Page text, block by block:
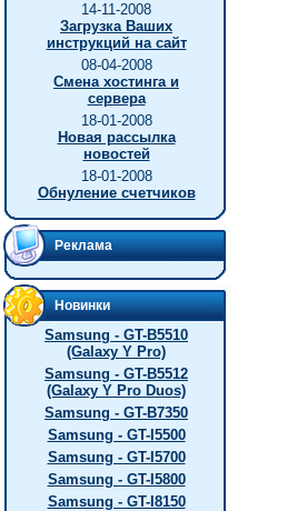
14-11-2008
Загрузка Ваших
инструкций на сайт
08-04-2008
Смена хостинга и
сервера
18-01-2008
Новая рассылка
новостей
18-01-2008
Обнуление счетчиков
Реклама
Новинки
Samsung - GT-B5510
(Galaxy Y Pro)
Samsung - GT-B5512
(Galaxy Y Pro Duos)
Samsung - GT-B7350
Samsung - GT-I5500
Samsung - GT-I5700
Samsung - GT-I5800
Samsung - GT-I8150